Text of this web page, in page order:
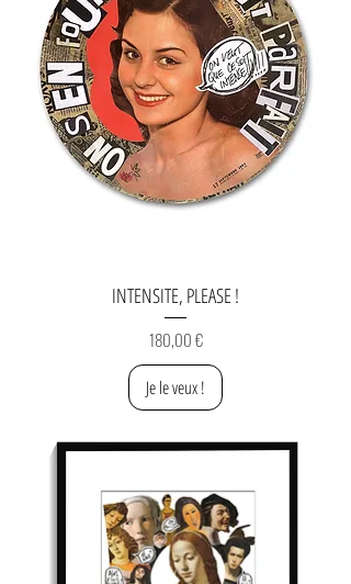
INTENSITE, PLEASE !
Prix
180,00 €
Je le veux !